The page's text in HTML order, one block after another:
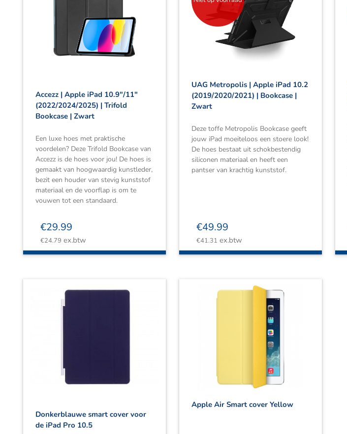
Accezz | Apple iPad 10.9″/11″
(2022/2024/2025) | Trifold
Bookcase | Zwart
Een luxe hoes met praktische
voordelen? Deze Trifold Bookcase van
Accezz is de hoes voor jou! De hoes is
gemaakt van hoogwaardig kunstleder,
bezit een houder van stevig kunststof
materiaal en de voorflap is om te
vouwen tot een standaard.
€29.99
€24.79 ex.btw
UAG Metropolis | Apple iPad 10.2
(2019/2020/2021) | Bookcase |
Zwart
Deze toffe Metropolis Bookcase geeft
jouw iPad moeiteloos een stoere look!
De hoes bestaat uit schokbestendig
siliconen materiaal en heeft een
pantser van krachtig kunststof.
€49.99
€41.31 ex.btw
Donkerblauwe smart cover voor
de iPad Pro 10.5
Apple Air Smart cover Yellow